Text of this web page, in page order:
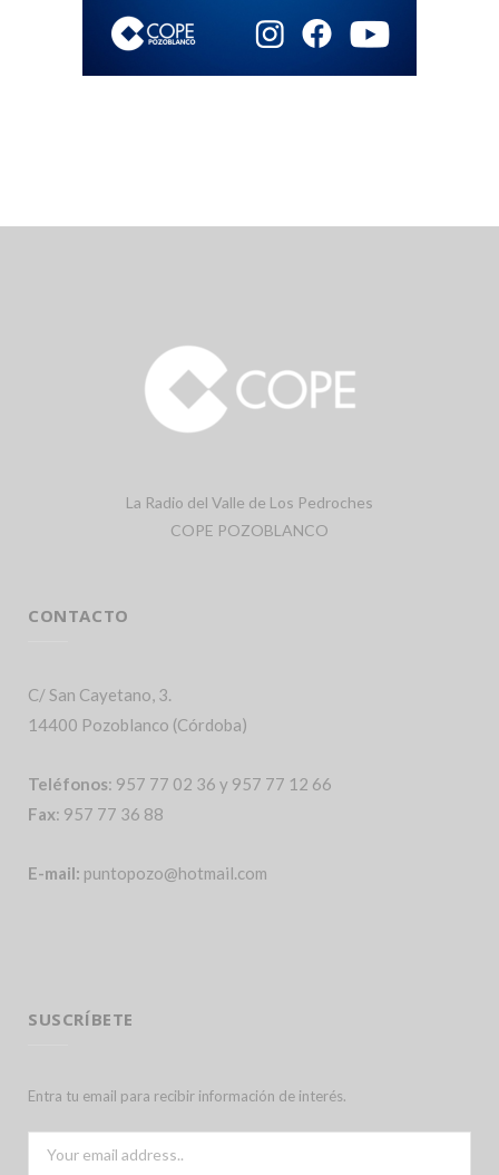
La Radio del Valle de Los Pedroches
COPE POZOBLANCO
CONTACTO
C/ San Cayetano, 3.
14400 Pozoblanco (Córdoba)
Teléfonos: 957 77 02 36 y 957 77 12 66
Fax: 957 77 36 88
E-mail: puntopozo@hotmail.com
SUSCRÍBETE
Entra tu email para recibir información de interés.